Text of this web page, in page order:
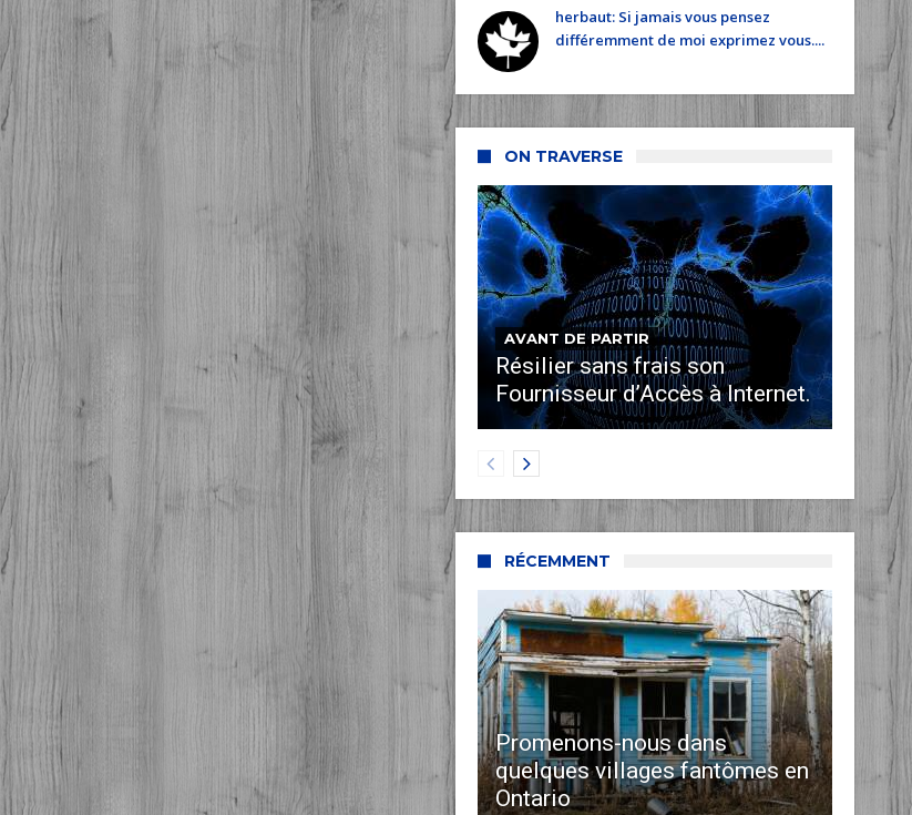
herbaut: Si jamais vous pensez
différemment de moi exprimez vous....
ON TRAVERSE
AVANT DE PARTIR
Résilier sans frais son
Fournisseur d’Accès à Internet.
RÉCEMMENT
Promenons-nous dans
quelques villages fantômes en
Ontario